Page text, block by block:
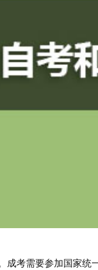
成考需要参加国家统